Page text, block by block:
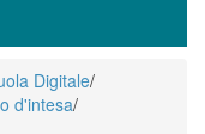
Digitale/
d'intesa/